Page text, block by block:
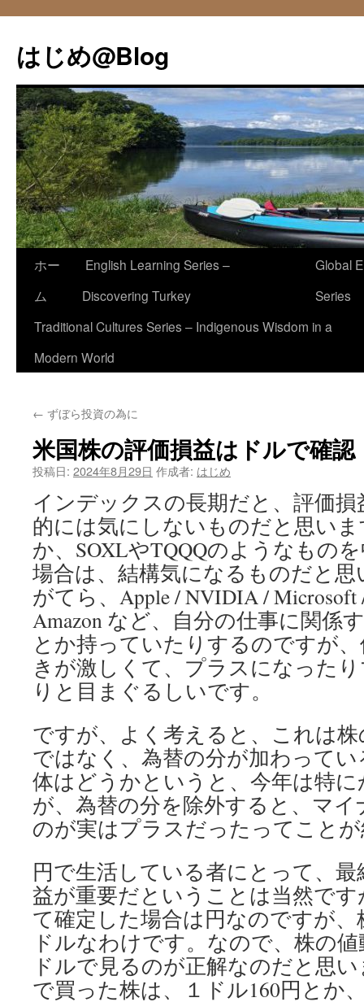
テ
ン
へ
ス
キ
ッ
プ
はじめ@Blog
ホー
ム
English Learning Series –
Discovering Turkey
Global
Series
Traditional Cultures Series – Indigenous Wisdom in a
Modern World
← ずぼら投資の為に
米国株の評価損益はドルで確認
投稿日: 2024年8月29日 作成者: はじめ
インデックスの長期だと、評価
的には気にしないものだと思い
か、SOXLやTQQQのようなもの
場合は、結構気になるものだと
がてら、Apple / NVIDIA / Microsoft
Amazon など、自分の仕事に関係
とか持っていたりするのですが
きが激しくて、プラスになった
りと目まぐるしいです。
ですが、よく考えると、これは
ではなく、為替の分が加わって
体はどうかというと、今年は特
が、為替の分を除外すると、マ
のが実はプラスだったってこと
円で生活している者にとって、
益が重要だということは当然で
て確定した場合は円なのですが
ドルなわけです。なので、株の
ドルで見るのが正解なのだと思
で買った株は、１ドル160円とか